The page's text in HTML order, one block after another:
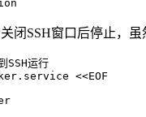
闭SSH窗口后停止，
SSH运行
<<EOF